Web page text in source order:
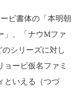
ビ書体の「本明朝
」、「ナウMファ
シリーズに対し
ョービ仮名ファミ
といえる（つづ